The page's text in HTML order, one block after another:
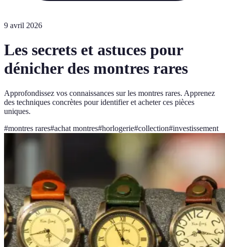
9 avril 2026
Les secrets et astuces pour
dénicher des montres rares
Approfondissez vos connaissances sur les montres rares. Apprenez
des techniques concrètes pour identifier et acheter ces pièces
uniques.
#montres rares#achat montres#horlogerie#collection#investissement